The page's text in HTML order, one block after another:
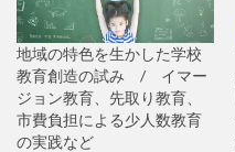
地域の特色を生かした学校
教育創造の試み / イマー
ジョン教育、先取り教育、
市費負担による少人数教育
の実践など